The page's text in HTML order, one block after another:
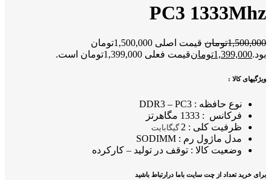
PC3 1333Mhz
1,500,000تومان
قیمت اصلی 1,500,000تومان
بود.1,399,000تومانقیمت فعلی 1,399,000تومان است.
ویژگیهای کالا :
نوع حافظه : DDR3 – PC3
فرکانس : 1333 مگاهرتز
ظرفیت کلی : 2
گیگابایت
مدل ماژول رم : SODIMM
وضعیت کالا : توقف در تولید – کارکرده
برای خرید تعداد از چت سایت باما درارتباط باشید